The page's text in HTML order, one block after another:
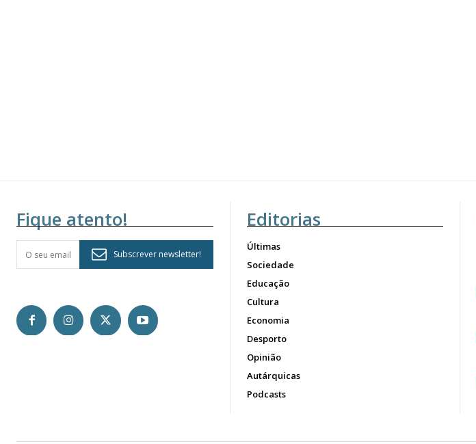
Fique atento!
Subscrever newsletter!
Editorias
Últimas
Sociedade
Educação
Cultura
Economia
Desporto
Opinião
Autárquicas
Podcasts